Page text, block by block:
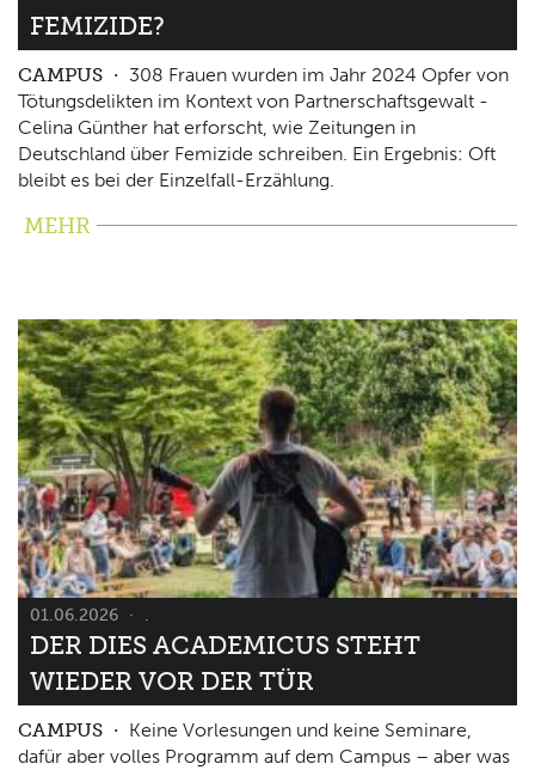
FEMIZIDE?
CAMPUS
308 Frauen wurden im Jahr 2024 Opfer von
Tötungsdelikten im Kontext von Partnerschaftsgewalt -
Celina Günther hat erforscht, wie Zeitungen in
Deutschland über Femizide schreiben. Ein Ergebnis: Oft
bleibt es bei der Einzelfall-Erzählung.
MEHR
01.06.2026 .
DER DIES ACADEMICUS STEHT
WIEDER VOR DER TÜR
CAMPUS
Keine Vorlesungen und keine Seminare,
dafür aber volles Programm auf dem Campus – aber was